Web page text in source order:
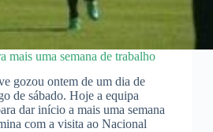
mais uma semana de trabalho
gozou ontem de um dia de
de sábado. Hoje a equipa
dar início a mais uma semana
com a visita ao Nacional